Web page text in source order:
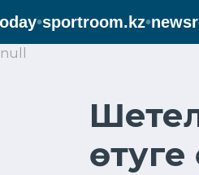
•sportroom.kz •
null